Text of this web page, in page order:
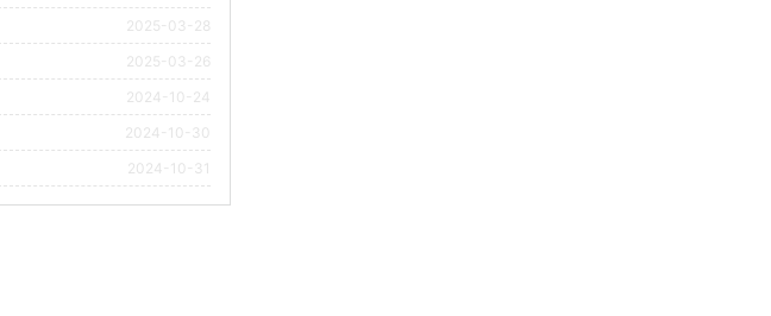
2025-03-28
2025-03-26
2024-10-24
2024-10-30
2024-10-31